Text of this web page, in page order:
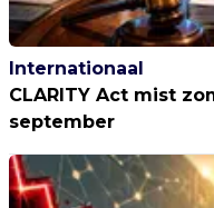
Internationaal
CLARITY Act mist
september